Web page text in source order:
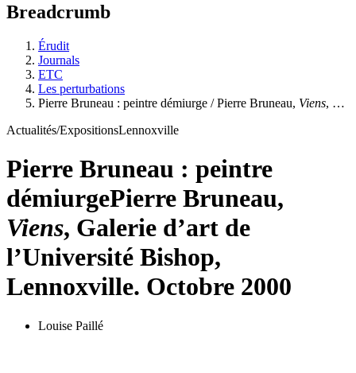
Breadcrumb
Érudit
Journals
ETC
Les perturbations
Pierre Bruneau : peintre démiurge / Pierre Bruneau, Viens, …
Actualités/ExpositionsLennoxville
Pierre Bruneau : peintre
démiurgePierre Bruneau,
Viens, Galerie d’art de
l’Université Bishop,
Lennoxville. Octobre 2000
Louise Paillé